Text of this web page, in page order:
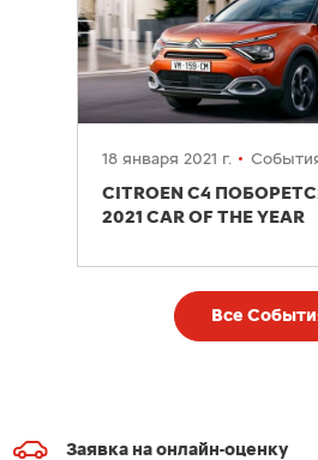
18 января 2021 г.
CITROEN C4
2021 CAR OF THE YEAR
Все
Заявка на онлайн-оценку